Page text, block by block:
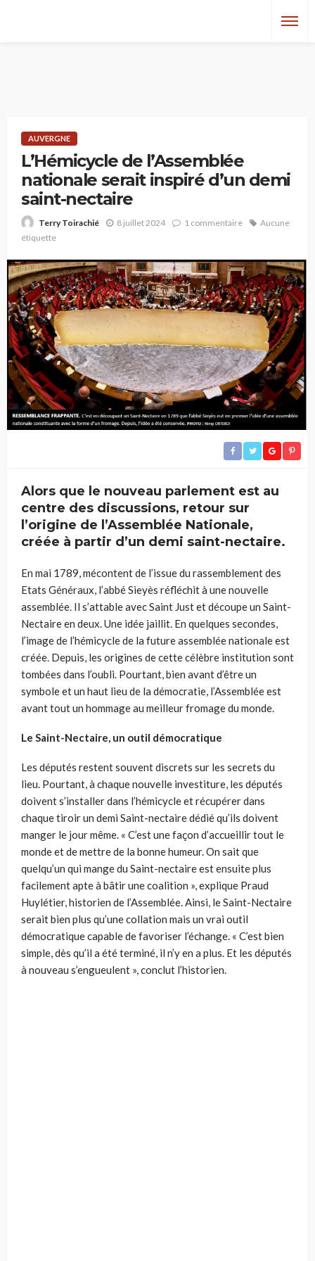
AUVERGNE
L’Hémicycle de l’Assemblée
nationale serait inspiré d’un demi
saint-nectaire
Terry Toirachié 8 juillet 2024 1 commentaire
Aucune
étiquette
Alors que le nouveau parlement est au
centre des discussions, retour sur
l’origine de l’Assemblée Nationale,
créée à partir d’un demi saint-nectaire.
En mai 1789, mécontent de l’issue du rassemblement des
Etats Généraux, l’abbé Sieyès réfléchit à une nouvelle
assemblée. Il s’attable avec Saint Just et découpe un Saint-
Nectaire en deux. Une idée jaillit. En quelques secondes,
l’image de l’hémicycle de la future assemblée nationale est
créée. Depuis, les origines de cette célèbre institution sont
tombées dans l’oubli. Pourtant, bien avant d’être un
symbole et un haut lieu de la démocratie, l’Assemblée est
avant tout un hommage au meilleur fromage du monde.
Le Saint-Nectaire, un outil démocratique
Les députés restent souvent discrets sur les secrets du
lieu. Pourtant, à chaque nouvelle investiture, les députés
doivent s’installer dans l’hémicycle et récupérer dans
chaque tiroir un demi Saint-nectaire dédié qu’ils doivent
manger le jour même. « C’est une façon d’accueillir tout le
monde et de mettre de la bonne humeur. On sait que
quelqu’un qui mange du Saint-nectaire est ensuite plus
facilement apte à bâtir une coalition », explique Praud
Huylétier, historien de l’Assemblée. Ainsi, le Saint-Nectaire
serait bien plus qu’une collation mais un vrai outil
démocratique capable de favoriser l’échange. « C’est bien
simple, dès qu’il a été terminé, il n’y en a plus. Et les députés
à nouveau s’engueulent », conclut l’historien.